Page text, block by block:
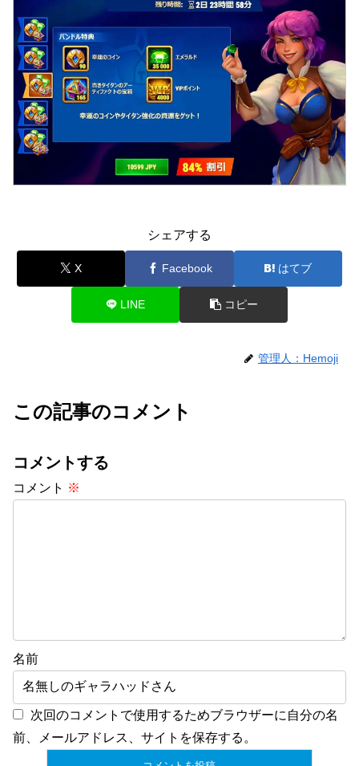
シェアする
X Facebook はてブ
LINE コピー
管理人：Hemoji
この記事のコメント
コメントする
コメント ※
名前
次回のコメントで使用するためブラウザーに自分の名
前、メールアドレス、サイトを保存する。